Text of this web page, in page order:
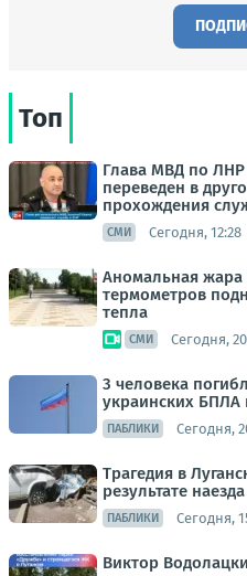
Топ
Глава МВД по ЛНР
переведен в
прохождения
СМИ Сегодня, 12:28
Аномальная жара
термометров
тепла
СМИ Сегодня,
3 человека
украинских БПЛА
ПАБЛИКИ Сегодня,
Трагедия в
результате
ПАБЛИКИ Сегодня,
Виктор